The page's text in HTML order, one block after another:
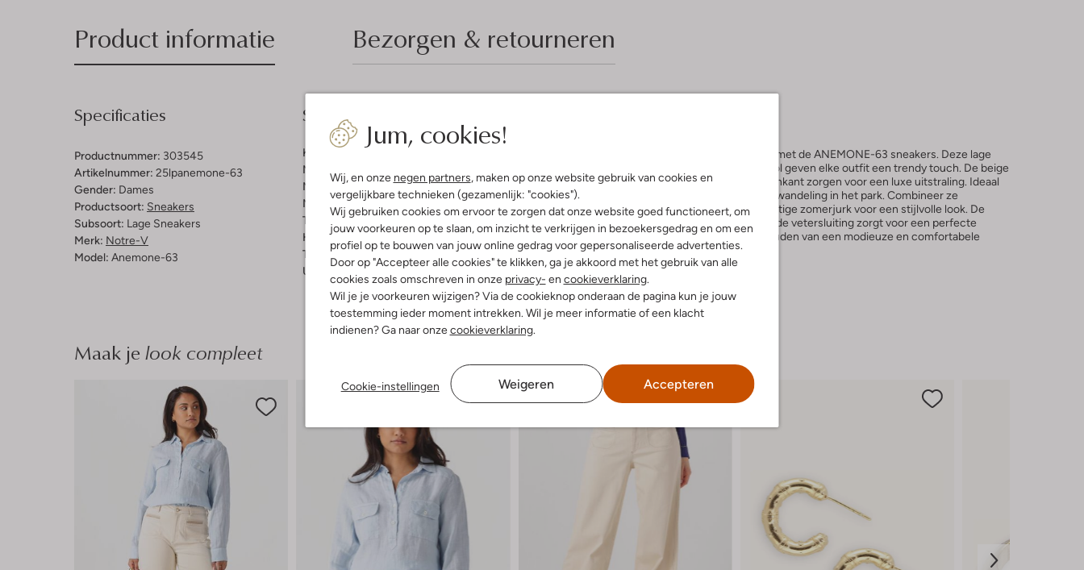
Jum, cookies!
Wij, en onze negen partners, maken op onze website gebruik van cookies en
vergelijkbare technieken (gezamenlijk: "cookies").
Wij gebruiken cookies om ervoor te zorgen dat onze website goed functioneert, om
jouw voorkeuren op te slaan, om inzicht te verkrijgen in bezoekersgedrag en om een
profiel op te bouwen van jouw online gedrag voor gepersonaliseerde advertenties.
Door op "Accepteer alle cookies" te klikken, ga je akkoord met het gebruik van alle
cookies zoals omschreven in onze privacy- en cookieverklaring.
Wil je je voorkeuren wijzigen? Via de cookieknop onderaan de pagina kun je jouw
toestemming ieder moment intrekken. Wil je meer informatie of een klacht
indienen? Ga naar onzecookieverklaring.
Cookie-instellingen Weigeren Accepteren
Product informatie Bezorgen & retourneren
Specificaties
Productnummer: 303545
Artikelnummer: 25lpanemone-63
Gender: Dames
Productsoort: Sneakers
Subsoort: Lage Sneakers
Merk: Notre-V
Model: Anemone-63
Samenstelling & Pasvorm
Kleur:
Materiaal buitenkant:
Materiaal binnenkant: Leer
Materiaal zool:
Rubber
Type sluiting:
Veter
Hakvorm:
Plateauzool
Type neus:
Ronde Neus
Uitneembaar voetbed:
Ontdek de perfecte mix van stijl en comfort met de ANEMONE-63 sneakers. Deze lage
sneakers met een ronde neus en plateau zool geven elke outfit een trendy touch. De beige
kleur en het hoogwaardige leer aan de binnenkant zorgen voor een luxe uitstraling. Ideaal
voor een dagje shoppen of een ontspannen wandeling in het park. Combineer ze
moeiteloos met een casual jeans of een luchtige zomerjurk voor een stijlvolle look. De
rubberen zool biedt uitstekende grip, terwijl de vetersluiting zorgt voor een perfecte
pasvorm. Een must-have voor dames die houden van een modieuze en comfortabele
schoen.
Maak je look compleet